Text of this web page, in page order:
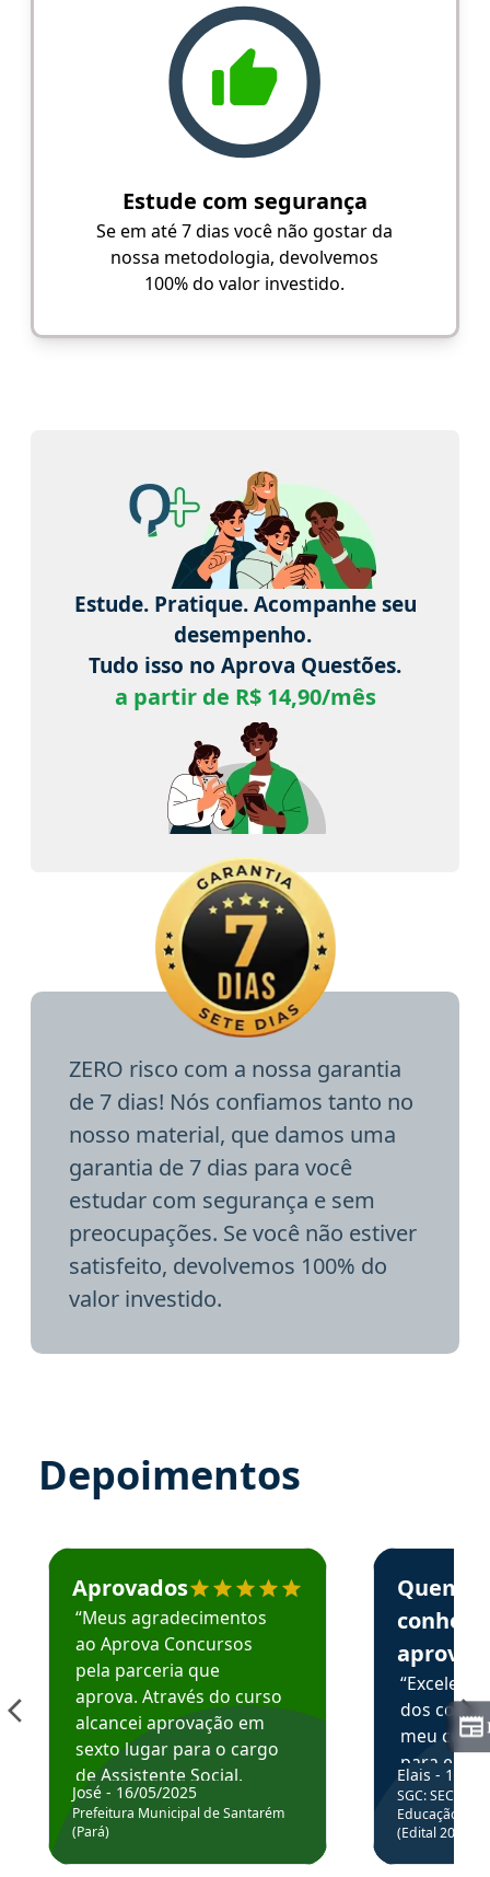
Estude com segurança
Se em até 7 dias você não gostar da
nossa metodologia, devolvemos
100% do valor investido.
Estude. Pratique. Acompanhe seu
desempenho.
Tudo isso no Aprova Questões.
a partir de R$ 14,90/mês
ZERO risco com a nossa garantia
de 7 dias! Nós confiamos tanto no
nosso material, que damos uma
garantia de 7 dias para você
estudar com segurança e sem
preocupações. Se você não estiver
satisfeito, devolvemos 100% do
valor investido.
Depoimentos
Estudante José recomenda o Aprova Concursos em
Aprovados
“Meus agradecimentos
ao Aprova Concursos
pela parceria que
aprova. Através do curso
alcancei aprovação em
sexto lugar para o cargo
de Assistente Social.
Hoje estou atuando na
Prefeitura de Santarém.
José - 16/05/2025
Prefeitura Municipal de Santarém
(Pará)
Estudante
Quem
aprova
dos
meu
para
colocar
através
de
Elais - 15/
SGC: SEC BA
Educação
(Edital